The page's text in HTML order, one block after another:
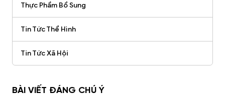
Thực Phẩm Bổ Sung
Tin Tức Thể Hình
Tin Tức Xã Hội
BÀI VIẾT ĐÁNG CHÚ Ý